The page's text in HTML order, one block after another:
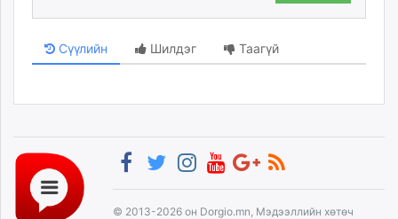
Сүүлийн Шилдэг Таагүй
© 2013-2026 он Dorgio.mn, Мэдээллийн хөтөч